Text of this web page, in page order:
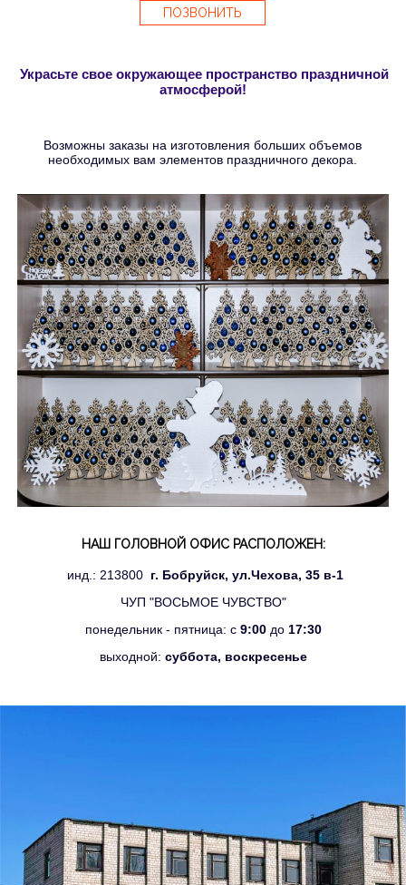
ПОЗВОНИТЬ
Украсьте свое окружающее пространство праздничной
атмосферой!
Возможны заказы на изготовления больших объемов
необходимых вам элементов праздничного декора.
НАШ ГОЛОВНОЙ ОФИС РАСПОЛОЖЕН:
инд.: 213800 г. Бобруйск, ул.Чехова, 35 в-1
ЧУП "ВОСЬМОЕ ЧУВСТВО"
понедельник - пятница: с 9:00до 17:30
выходной: суббота, воскресенье